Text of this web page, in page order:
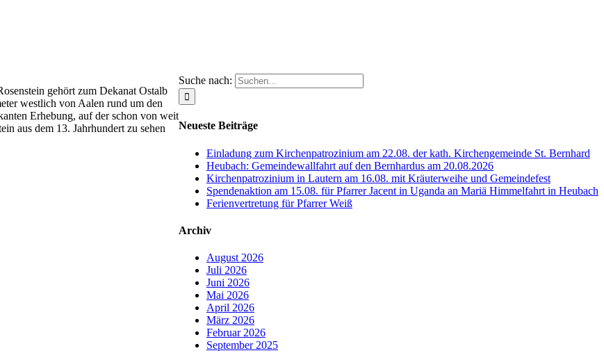
Suche nach:
Neueste Beiträge
Einladung zum Kirchenpatrozinium am 22.08. der kath. Kirchengemeinde St. Bernhard
Heubach: Gemeindewallfahrt auf den Bernhardus am 20.08.2026
Kirchenpatrozinium in Lautern am 16.08. mit Kräuterweihe und Gemeindefest
Spendenaktion am 15.08. für Pfarrer Jacent in Uganda an Mariä Himmelfahrt in Heubach
Ferienvertretung für Pfarrer Weiß
Archiv
August 2026
Juli 2026
Juni 2026
Mai 2026
April 2026
März 2026
Februar 2026
September 2025
gehört zum Dekanat Ostalb
westlich von Aalen rund um den
Erhebung, auf der schon von weit
aus dem 13. Jahrhundert zu sehen